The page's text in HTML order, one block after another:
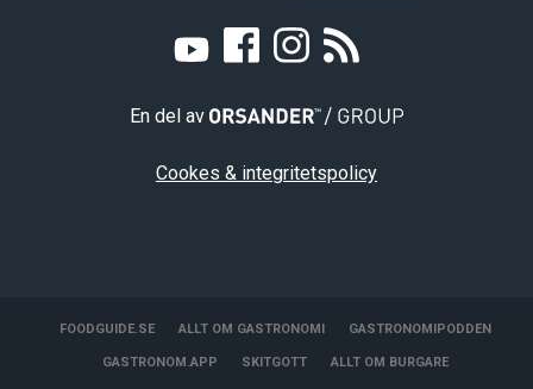
En del av
Cookes & integritetspolicy
FOODGUIDE.SE ALLT OM GASTRONOMI GASTRONOMIPODDEN
GASTRONOM.APP SKITGOTT ALLT OM BURGARE